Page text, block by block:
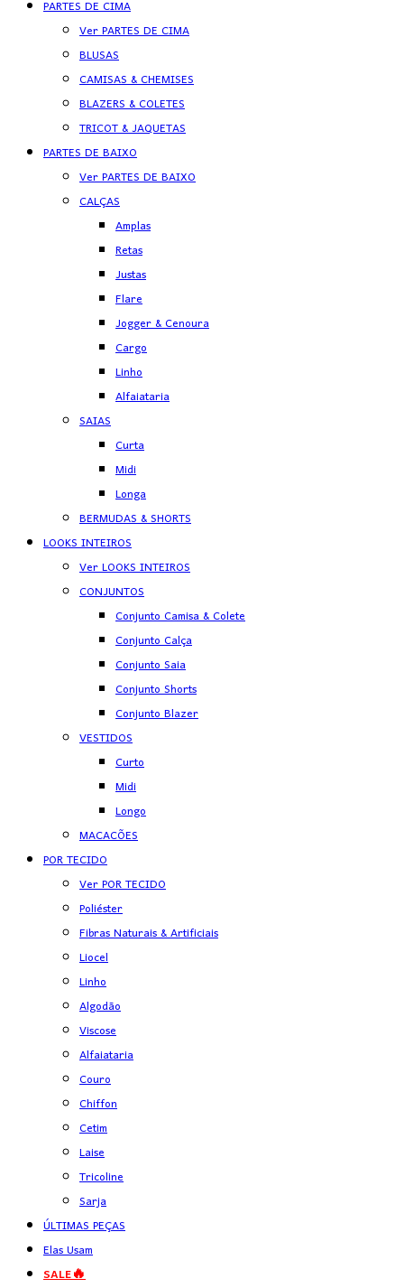
PARTES DE CIMA
Ver PARTES DE CIMA
BLUSAS
CAMISAS & CHEMISES
BLAZERS & COLETES
TRICOT & JAQUETAS
PARTES DE BAIXO
Ver PARTES DE BAIXO
CALÇAS
Amplas
Retas
Justas
Flare
Jogger & Cenoura
Cargo
Linho
Alfaiataria
SAIAS
Curta
Midi
Longa
BERMUDAS & SHORTS
LOOKS INTEIROS
Ver LOOKS INTEIROS
CONJUNTOS
Conjunto Camisa & Colete
Conjunto Calça
Conjunto Saia
Conjunto Shorts
Conjunto Blazer
VESTIDOS
Curto
Midi
Longo
MACACÕES
POR TECIDO
Ver POR TECIDO
Poliéster
Fibras Naturais & Artificiais
Liocel
Linho
Algodão
Viscose
Alfaiataria
Couro
Chiffon
Cetim
Laise
Tricoline
Sarja
ÚLTIMAS PEÇAS
Elas Usam
SALE🔥